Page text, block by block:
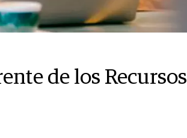
de los Recursos